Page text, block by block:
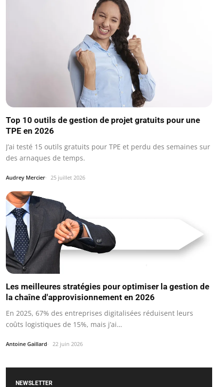
Top 10 outils de gestion de projet gratuits pour une
TPE en 2026
J’ai testé 15 outils gratuits pour TPE et perdu des semaines sur
des arnaques de temps.
Audrey Mercier 25 juillet 2026
Les meilleures stratégies pour optimiser la gestion de
la chaîne d'approvisionnement en 2026
En 2025, 67% des entreprises digitalisées réduisent leurs
coûts logistiques de 15%, mais j’ai…
Antoine Gaillard 22 juin 2026
NEWSLETTER